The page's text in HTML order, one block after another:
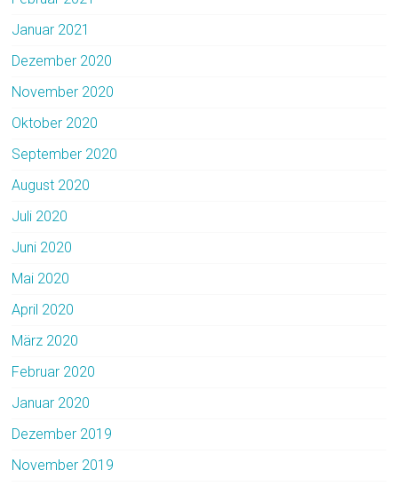
Januar 2021
Dezember 2020
November 2020
Oktober 2020
September 2020
August 2020
Juli 2020
Juni 2020
Mai 2020
April 2020
März 2020
Februar 2020
Januar 2020
Dezember 2019
November 2019